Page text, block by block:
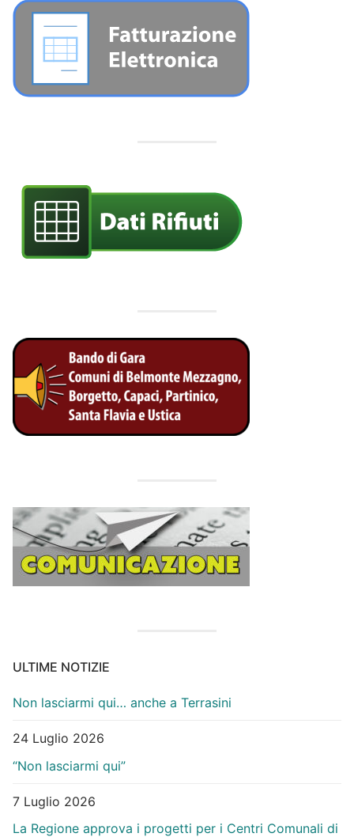
ULTIME NOTIZIE
Non lasciarmi qui… anche a Terrasini
24 Luglio 2026
“Non lasciarmi qui”
7 Luglio 2026
La Regione approva i progetti per i Centri Comunali di